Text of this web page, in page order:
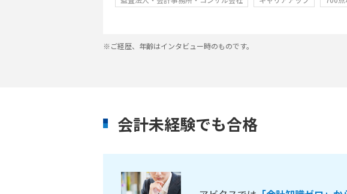
※ご経歴、年齢はインタビュー時のものです。
会計未経験でも合格